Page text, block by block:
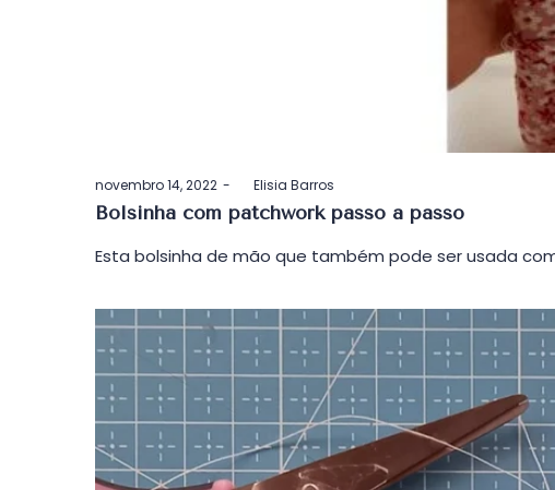
Postado
em
novembro 14, 2022 byElisia Barros
Bolsinha com patchwork passo a passo
Esta bolsinha de mão que também pode ser usada